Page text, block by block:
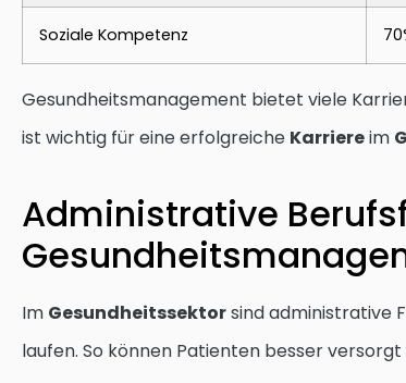
Soziale Kompetenz
Gesundheitsmanagement bietet viele
ist wichtig für eine erfolgreiche Karriereim
Administrative
Im Gesundheitssektorsind administrative
laufen. So können Patienten besser versorgt